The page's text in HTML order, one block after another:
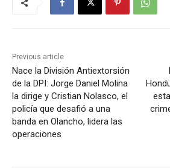
Previous article
Nace la División Antiextorsión
de la DPI: Jorge Daniel Molina
la dirige y Cristian Nolasco, el
policía que desafió a una
banda en Olancho, lidera las
operaciones